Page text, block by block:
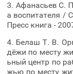
3. Афанасьев С.
а воспитателя /
Пресс книга -
4. Белаш Т. В.
дёжи по месту
ьный центр по
жью по месту